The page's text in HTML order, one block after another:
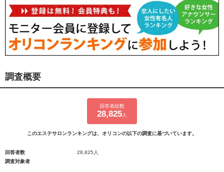
調査概要
回答者総数
28,825 人
このエステサロンランキングは、オリコンの以下の調査に基づいています。
回答者数
28,825人
調査対象者